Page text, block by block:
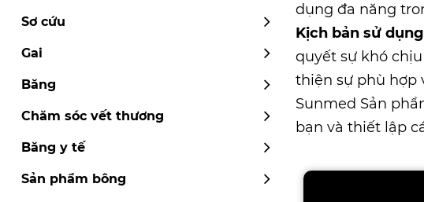
Sơ cứu
Gai
Băng
Chăm sóc vết thương
Băng y tế
Sản phẩm bông
dụng đa năng
Kịch bản sử
quyết sự khó
thiện sự phù hợp
Sunmed Sản
bạn và thiết lập